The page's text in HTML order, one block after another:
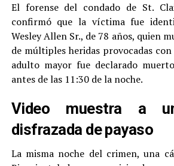
El forense del condado de St.
confirmó que la víctima fue
Wesley Allen Sr., de 78 años, quien
de múltiples heridas provocadas
adulto mayor fue declarado
antes de las 11:30 de la noche.
Video muestra a
disfrazada de payaso
La misma noche del crimen, una